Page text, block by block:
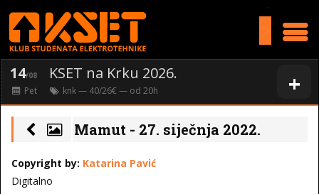
+
14/08 KSET na Krku 2026.
Pet knk— 40/26€ — od 20h
Mamut - 27. siječnja 2022.
Copyright by: Katarina Pavić
Digitalno